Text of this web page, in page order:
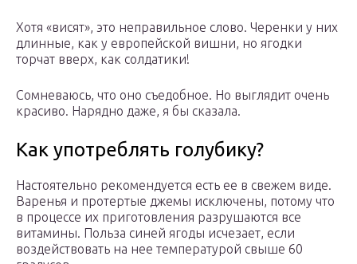
Хотя «висят», это неправильное слово. Черенки у них
длинные, как у европейской вишни, но ягодки
торчат вверх, как солдатики!
Сомневаюсь, что оно съедобное. Но выглядит очень
красиво. Нарядно даже, я бы сказала.
Как употреблять голубику?
Настоятельно рекомендуется есть ее в свежем виде.
Варенья и протертые джемы исключены, потому что
в процессе их приготовления разрушаются все
витамины. Польза синей ягоды исчезает, если
воздействовать на нее температурой свыше 60